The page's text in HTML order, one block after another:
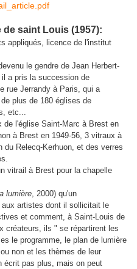
de saint Louis (1957):
appliqués, licence de l'institut
le gendre de Jean Herbert-
a pris la succession de
rue Jerrandy à Paris, qui a
plus de 180 églises de
etc...
l'église Saint-Marc à Brest en
à Brest en 1949-56, 3 vitraux à
du Relecq-Kerhuon, et des verres
vitrail à Brest pour la chapelle
lumière, 2000) qu'un
artistes dont il sollicitait le
et comment, à Saint-Louis de
créateurs, ils " se répartirent les
le programme, le plan de lumière
non et les thèmes de leur
écrit pas plus, mais on peut